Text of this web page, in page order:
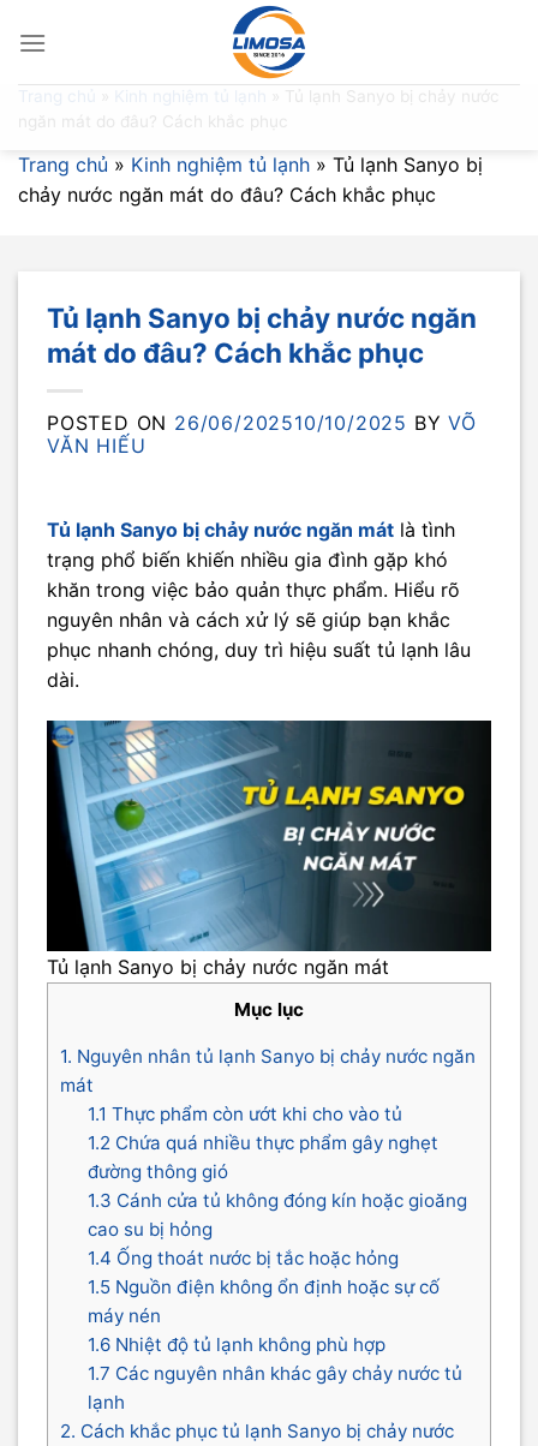
Tủ lạnh Sanyo bị chảy nước
ngăn mát do đâu? Cách khắc phục
Trang chủ » Kinh nghiệm tủ lạnh » Tủ lạnh Sanyo bị
chảy nước ngăn mát do đâu? Cách khắc phục
Tủ lạnh Sanyo bị chảy nước ngăn
mát do đâu? Cách khắc phục
POSTED ON 26/06/202510/10/2025 BYVÕ
VĂN HIẾU
Tủ lạnh Sanyo bị chảy nước ngăn mát là tình
trạng phổ biến khiến nhiều gia đình gặp khó
khăn trong việc bảo quản thực phẩm. Hiểu rõ
nguyên nhân và cách xử lý sẽ giúp bạn khắc
phục nhanh chóng, duy trì hiệu suất tủ lạnh lâu
dài.
Tủ lạnh Sanyo bị chảy nước ngăn mát
Mục lục
1. Nguyên nhân tủ lạnh Sanyo bị chảy nước ngăn
mát
1.1 Thực phẩm còn ướt khi cho vào tủ
1.2 Chứa quá nhiều thực phẩm gây nghẹt
đường thông gió
1.3 Cánh cửa tủ không đóng kín hoặc gioăng
cao su bị hỏng
1.4 Ống thoát nước bị tắc hoặc hỏng
1.5 Nguồn điện không ổn định hoặc sự cố
máy nén
1.6 Nhiệt độ tủ lạnh không phù hợp
1.7 Các nguyên nhân khác gây chảy nước tủ
lạnh
2. Cách khắc phục tủ lạnh Sanyo bị chảy nước